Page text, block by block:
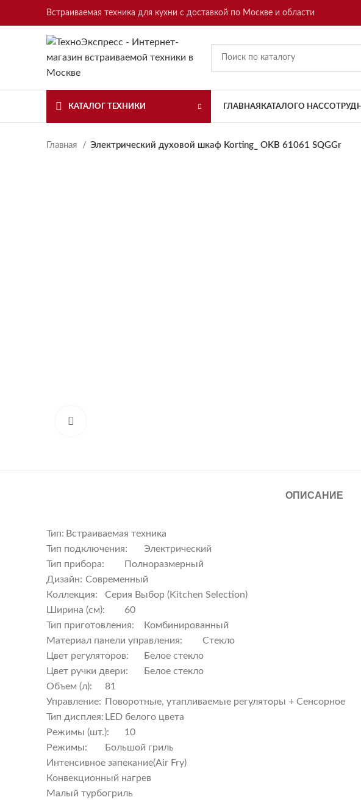
Встраиваемая техника для кухни с доставкой по Москве и области
КАТАЛОГ ТЕХНИКИ ГЛАВНАЯ КАТАЛОГО НАС
Главная Электрический духовой шкаф Korting_ OKB 61061 SQGGr
ОПИСАНИЕ
Тип: Встраиваемая техника
Тип подключения:
Электрический
Тип прибора:
Полноразмерный
Дизайн: Современный
Коллекция:
Серия Выбор (Kitchen Selection)
Ширина (см):
60
Тип приготовления:
Комбинированный
Материал панели управления:
Стекло
Цвет регуляторов:
Белое стекло
Цвет ручки двери:
Белое стекло
Объем (л):
81
Управление:
Поворотные, утапливаемые регуляторы + Сенсорное
Тип дисплея: LED белого цвета
Режимы (шт.):
10
Режимы:
Большой гриль
Интенсивное запекание(Air Fry)
Конвекционный нагрев
Малый турбогриль